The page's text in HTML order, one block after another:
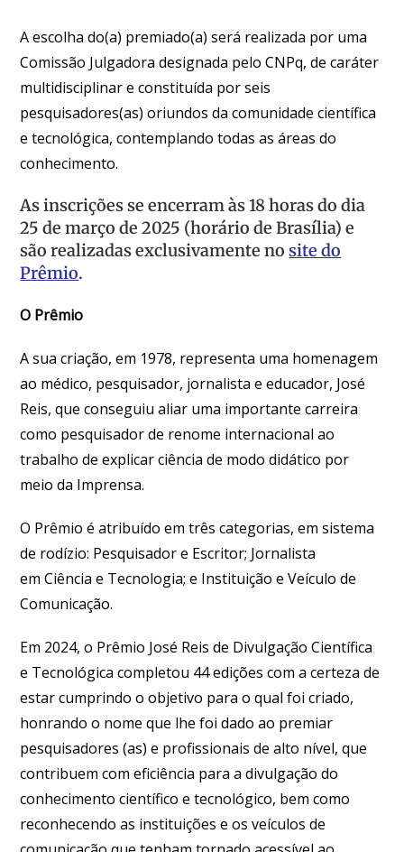
A escolha do(a) premiado(a) será realizada por uma
Comissão Julgadora designada pelo CNPq, de caráter
multidisciplinar e constituída por seis
pesquisadores(as) oriundos da comunidade científica
e tecnológica, contemplando todas as áreas do
conhecimento.
As inscrições se encerram às18 horas do dia
25 de março de 2025 (horário de Brasília) e
são realizadas exclusivamente nosite do
Prêmio.
O Prêmio
A sua criação, em 1978, representa uma homenagem
ao médico, pesquisador, jornalista e educador, José
Reis, que conseguiu aliar uma importante carreira
como pesquisador de renome internacional ao
trabalho de explicar ciência de modo didático por
meio da Imprensa.
O Prêmio é atribuído em três categorias, em sistema
de rodízio: Pesquisador e Escritor; Jornalista
em Ciência e Tecnologia; e Instituição e Veículo de
Comunicação.
Em 2024, o Prêmio José Reis de Divulgação Científica
e Tecnológica completou 44 edições com a certeza de
estar cumprindo o objetivo para o qual foi criado,
honrando o nome que lhe foi dado ao premiar
pesquisadores (as) e profissionais de alto nível, que
contribuem com eficiência para a divulgação do
conhecimento científico e tecnológico, bem como
reconhecendo as instituições e os veículos de